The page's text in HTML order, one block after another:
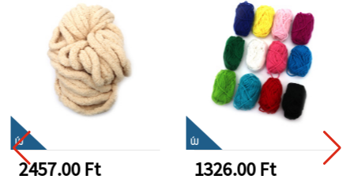
ÚJ
2457.00 Ft
ÚJ
1326.00 Ft